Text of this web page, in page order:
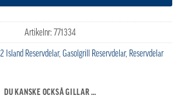
Artikelnr: 771334
Island Reservdelar, Gasolgrill Reservdelar, Reservdelar
DU KANSKE OCKSÅ GILLAR …